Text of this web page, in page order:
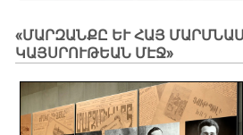
«ՄԱՐԶԱՆՔԸ ԵՒ ՀԱՅ
ԿԱՅՍՐՈՒԹԵԱՆ ՄԷՋ»